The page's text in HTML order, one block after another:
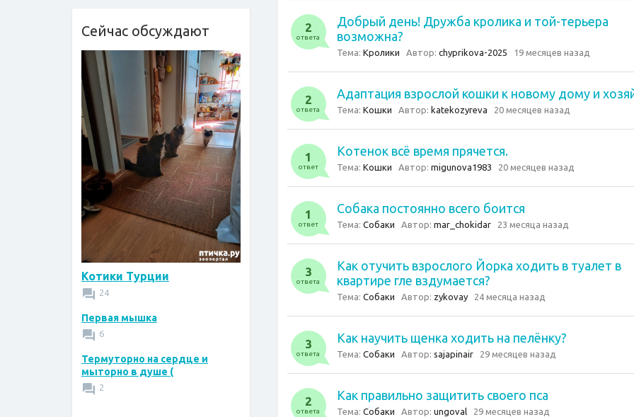
Сейчас обсуждают
Котики Турции
24
Первая мышка
6
Термуторно на сердце и
мыторно в душе (
2
2
ответа
Добрый день! Дружба кролика и той-терьера
возможна?
Тема: Кролики Автор: chyprikova-2025 19 месяцев назад
2
ответа
Адаптация взрослой кошки к новому дому и
Тема: Кошки Автор: katekozyreva 20 месяцев назад
1
ответ
Котенок всё время прячется.
Тема: Кошки Автор: migunova1983 20 месяцев назад
1
ответ
Собака постоянно всего боится
Тема: Собаки Автор: mar_chokidar 23 месяца назад
3
ответа
Как отучить взрослого Йорка ходить в туалет в
квартире гле вздумается?
Тема: Собаки Автор: zykovay 24 месяца назад
3
ответа
Как научить щенка ходить на пелёнку?
Тема: Собаки Автор: sajapinair 29 месяцев назад
2
ответа
Как правильно защитить своего пса
Тема: Собаки Автор: ungoval 29 месяцев назад